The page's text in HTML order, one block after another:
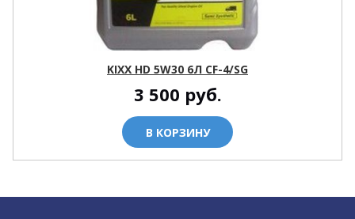
KIXX HD 5W30 6Л CF-4/SG
3 500 руб.
В КОРЗИНУ